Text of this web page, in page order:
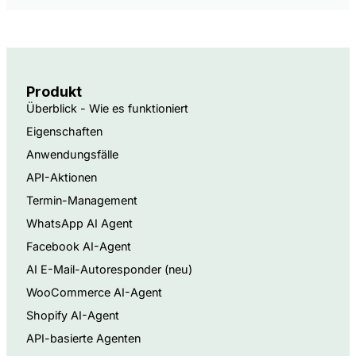
Produkt
Überblick - Wie es funktioniert
Eigenschaften
Anwendungsfälle
API-Aktionen
Termin-Management
WhatsApp AI Agent
Facebook AI-Agent
AI E-Mail-Autoresponder (neu)
WooCommerce AI-Agent
Shopify AI-Agent
API-basierte Agenten